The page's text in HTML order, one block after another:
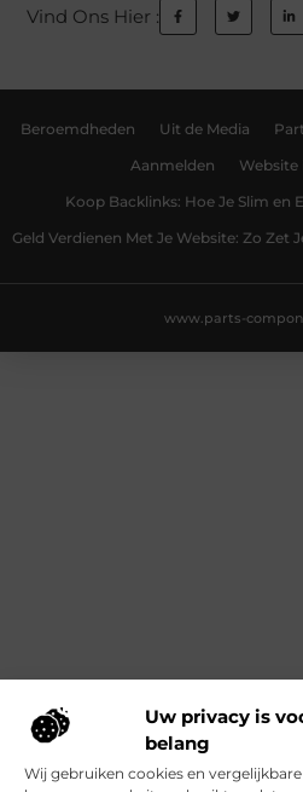
Uw privacy is
belang
Wij gebruiken cookies en
Vind Ons Hier :
Beroemdheden Uit de Media
Aanmelden Website
Koop Backlinks: Hoe Je Slim en
Geld Verdienen Met Je Website: Zo
www.parts-